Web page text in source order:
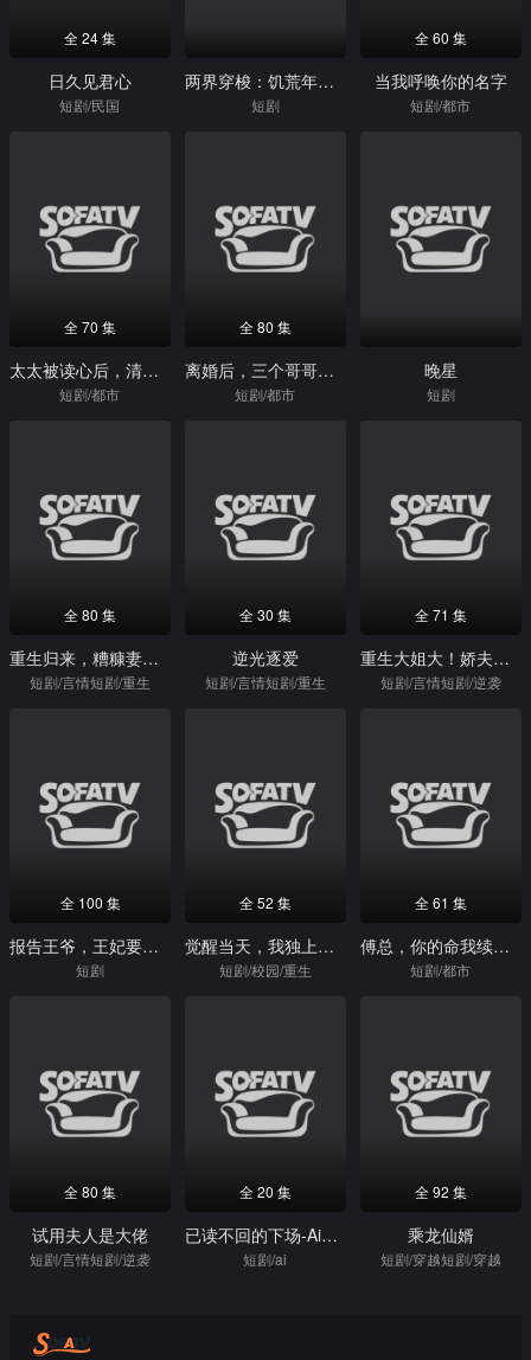
全 24 集
日久见君心
短剧/民国
两界穿梭：饥荒年，一个大饼养老公
短剧
全 60 集
当我呼唤你的名字
短剧/都市
全 70 集
太太被读心后，清冷教授坐不住啦
短剧/都市
全 80 集
离婚后，三个哥哥独宠我
短剧/都市
晚星
短剧
全 80 集
重生归来，糟糠妻竟是真团宠
短剧/言情短剧/重生
全 30 集
逆光逐爱
短剧/言情短剧/重生
全 71 集
重生大姐大！娇夫你别怕
短剧/言情短剧/逆袭
全 100 集
报告王爷，王妃要和离
短剧
全 52 集
觉醒当天，我独上清北
短剧/校园/重生
全 61 集
傅总，你的命我续上了
短剧/都市
全 80 集
试用夫人是大佬
短剧/言情短剧/逆袭
全 20 集
已读不回的下场-Ai短剧
短剧/ai
全 92 集
乘龙仙婿
短剧/穿越短剧/穿越